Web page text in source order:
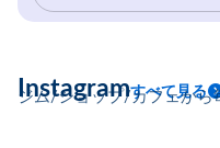
ジム/ショップ/カフェから
Instagramすべて見る